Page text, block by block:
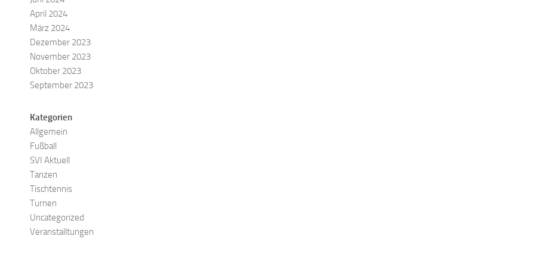
April 2024
März 2024
Dezember 2023
November 2023
Oktober 2023
September 2023
Kategorien
Allgemein
Fußball
SVI Aktuell
Tanzen
Tischtennis
Turnen
Uncategorized
Veranstalltungen